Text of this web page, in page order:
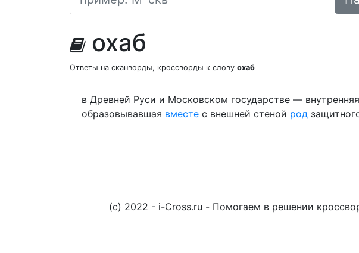
охаб
Ответы на сканворды, кроссворды к слову охаб
в Древней Руси и Московском государстве — внутренняя
образовывавшая вместе с внешней стеной род
(c) 2022 - i-Cross.ru - Помогаем в решении